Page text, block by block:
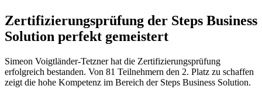
Zertifizierungsprüfung der Steps Business
Solution perfekt gemeistert
Simeon Voigtländer-Tetzner hat die Zertifizierungsprüfung
erfolgreich bestanden. Von 81 Teilnehmern den 2. Platz zu schaffen
zeigt die hohe Kompetenz im Bereich der Steps Business Solution.